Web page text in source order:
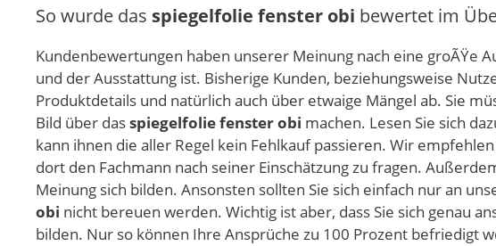
So wurde das spiegelfolie fenster obi bewertet im
Kundenbewertungen haben unserer Meinung nach eine groÃŸe
und der Ausstattung ist. Bisherige Kunden, beziehungsweise
Produktdetails und natürlich auch über etwaige Mängel ab. Sie
Bild über dasspiegelfolie fenster obi machen. Lesen Sie sich
kann ihnen die aller Regel kein Fehlkauf passieren. Wir
dort den Fachmann nach seiner Einschätzung zu fragen.
Meinung sich bilden. Ansonsten sollten Sie sich einfach nur an
obi nicht bereuen werden. Wichtig ist aber, dass Sie sich genau
bilden. Nur so können Ihre Ansprüche zu 100 Prozent befriedigt